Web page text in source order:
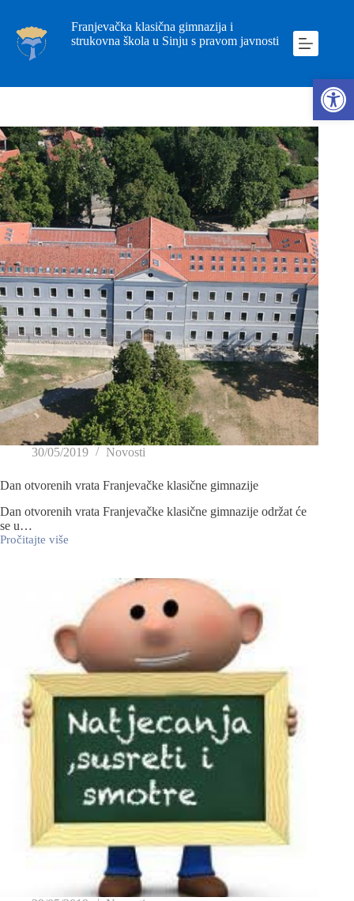
Franjevačka klasična gimnazija i
strukovna škola u Sinju s pravom javnosti
30/05/2019 Novosti
Dan otvorenih vrata Franjevačke klasične gimnazije
Dan otvorenih vrata Franjevačke klasične gimnazije održat će
se u…
Pročitajte više